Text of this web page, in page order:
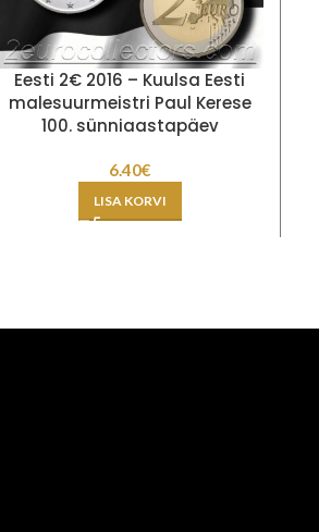
Eesti 2€ 2016 – Kuulsa Eesti
malesuurmeistri Paul Kerese
100. sünniaastapäev
6.40€
LISA KORVI